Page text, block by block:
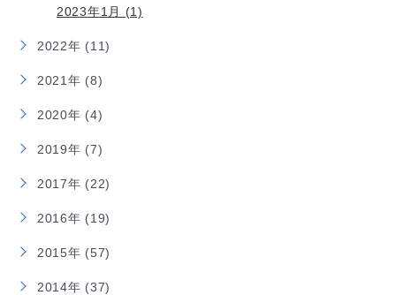
2023年1月 (1)
2022年 (11)
2021年 (8)
2020年 (4)
2019年 (7)
2017年 (22)
2016年 (19)
2015年 (57)
2014年 (37)